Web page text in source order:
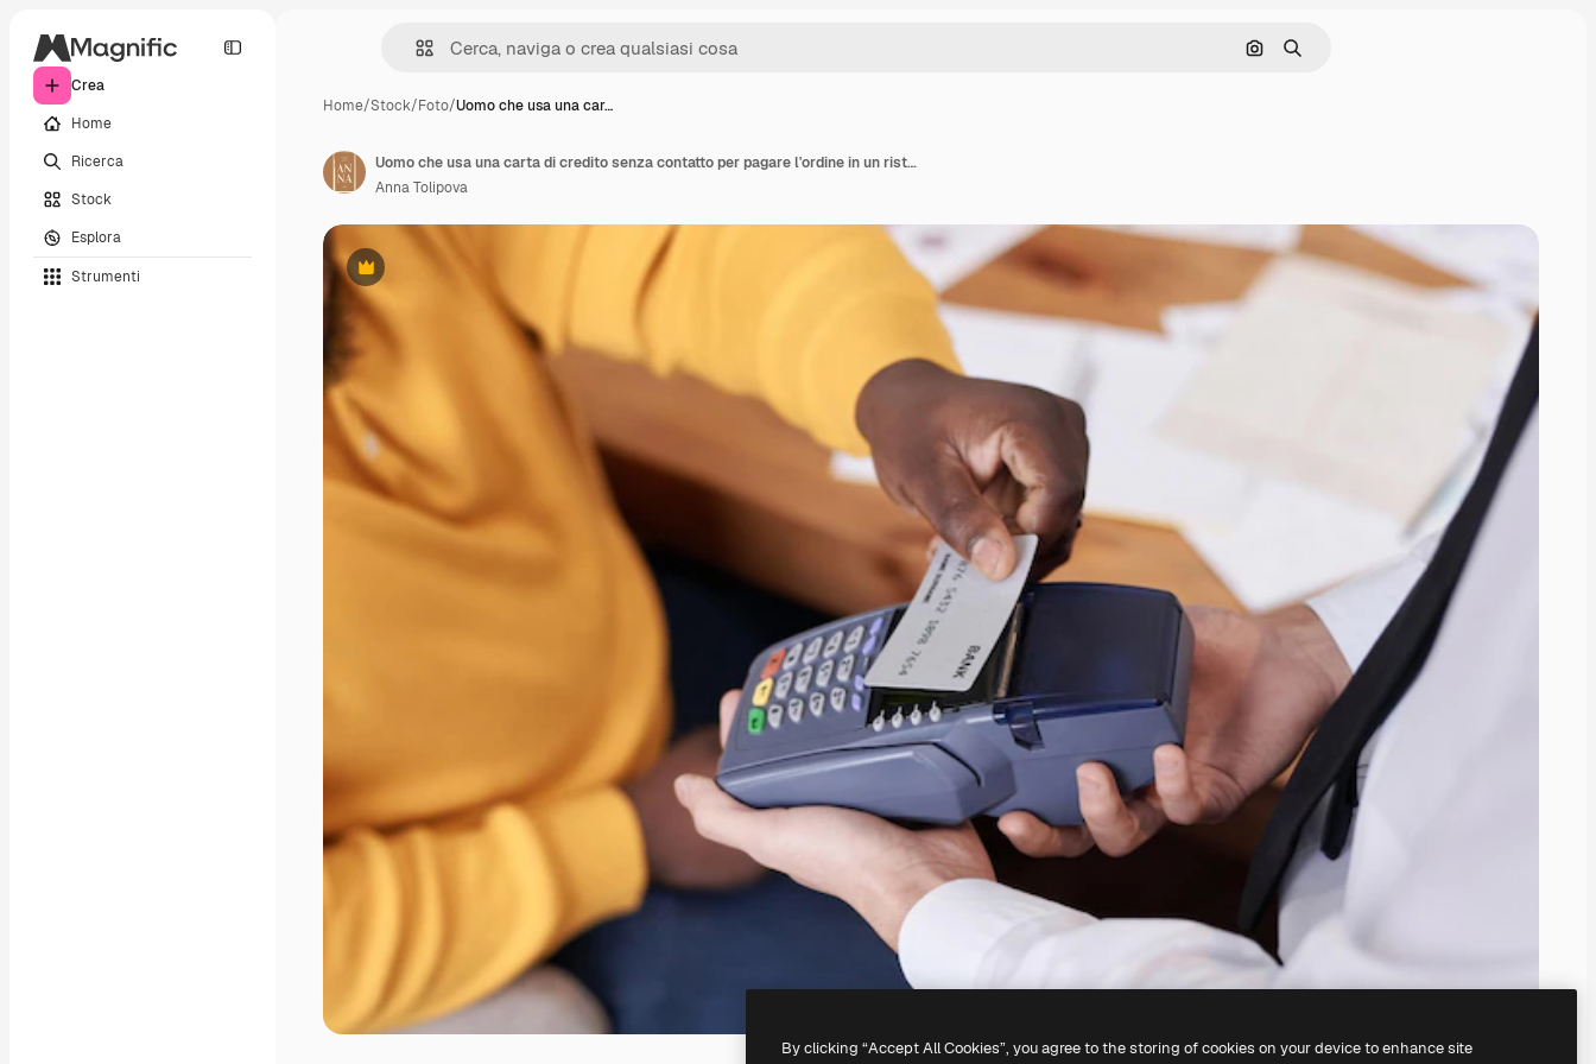
Crea
Home
Ricerca
Stock
Esplora
Strumenti
Cerca per immagine
Ricerca
Home/Stock/Foto/Uomo che usa una car…
Premium
Uomo che usa una carta di credito senza contatto per pagare l'ordine in un ristorante
Anna Tolipova
By clicking “Accept All Cookies”, you agree to the storing of cookies on your device to enhance site